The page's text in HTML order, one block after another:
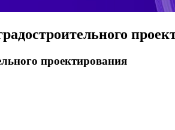
проектирования